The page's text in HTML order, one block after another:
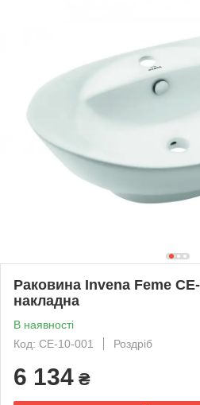
Раковина Invena Feme
накладна
В наявності
Код: CE-10-001
Роздріб
6 134 ₴